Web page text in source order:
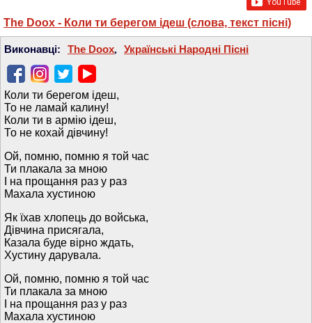
The Doox - Коли ти берегом ідеш (слова, текст пісні)
Виконавці: The Doox, Українські Народні Пісні
Коли ти берегом ідеш,
То не ламай калину!
Коли ти в армію ідеш,
То не кохай дівчину!
Ой, помню, помню я той час
Ти плакала за мною
І на прощання раз у раз
Махала хустиною
Як їхав хлопець до войська,
Дівчина присягала,
Казала буде вірно ждать,
Хустину дарувала.
Ой, помню, помню я той час
Ти плакала за мною
І на прощання раз у раз
Махала хустиною